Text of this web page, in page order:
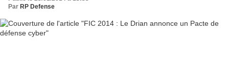
Par RP Defense